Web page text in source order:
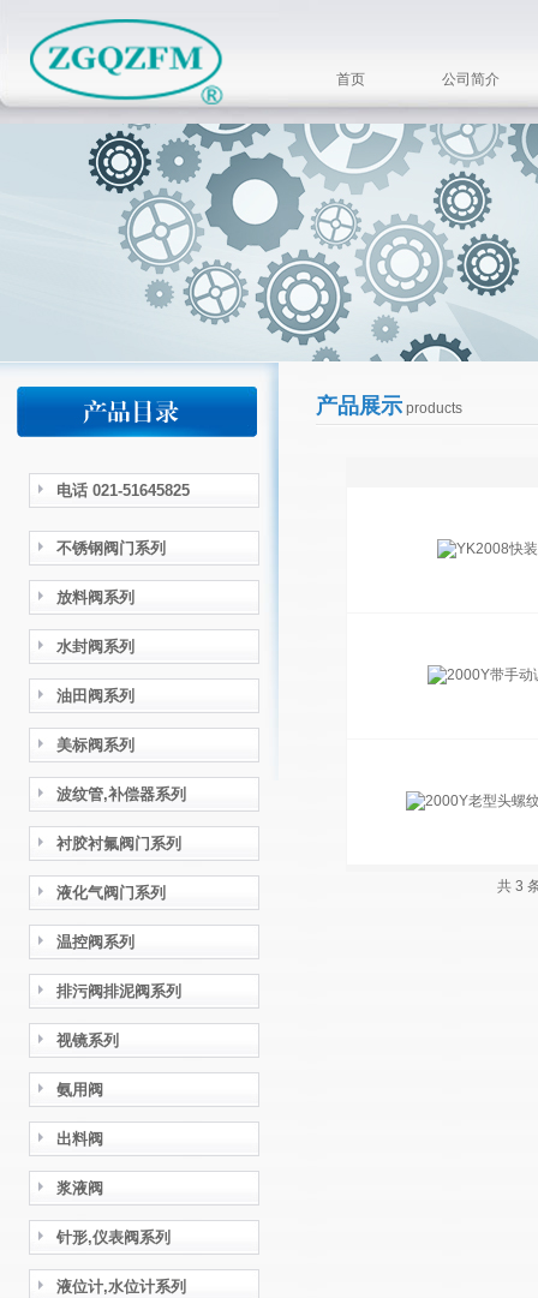
首页 公司简介
电话 021-51645825
不锈钢阀门系列
放料阀系列
水封阀系列
油田阀系列
美标阀系列
波纹管,补偿器系列
衬胶衬氟阀门系列
液化气阀门系列
温控阀系列
排污阀排泥阀系列
视镜系列
氨用阀
出料阀
浆液阀
针形,仪表阀系列
液位计,水位计系列
产品展示products
共 3